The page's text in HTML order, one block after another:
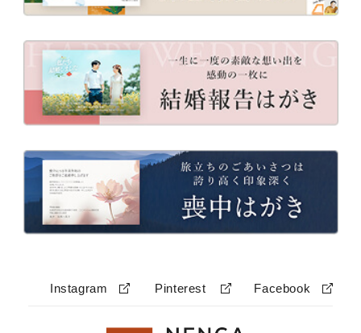
Instagram Pinterest Facebook